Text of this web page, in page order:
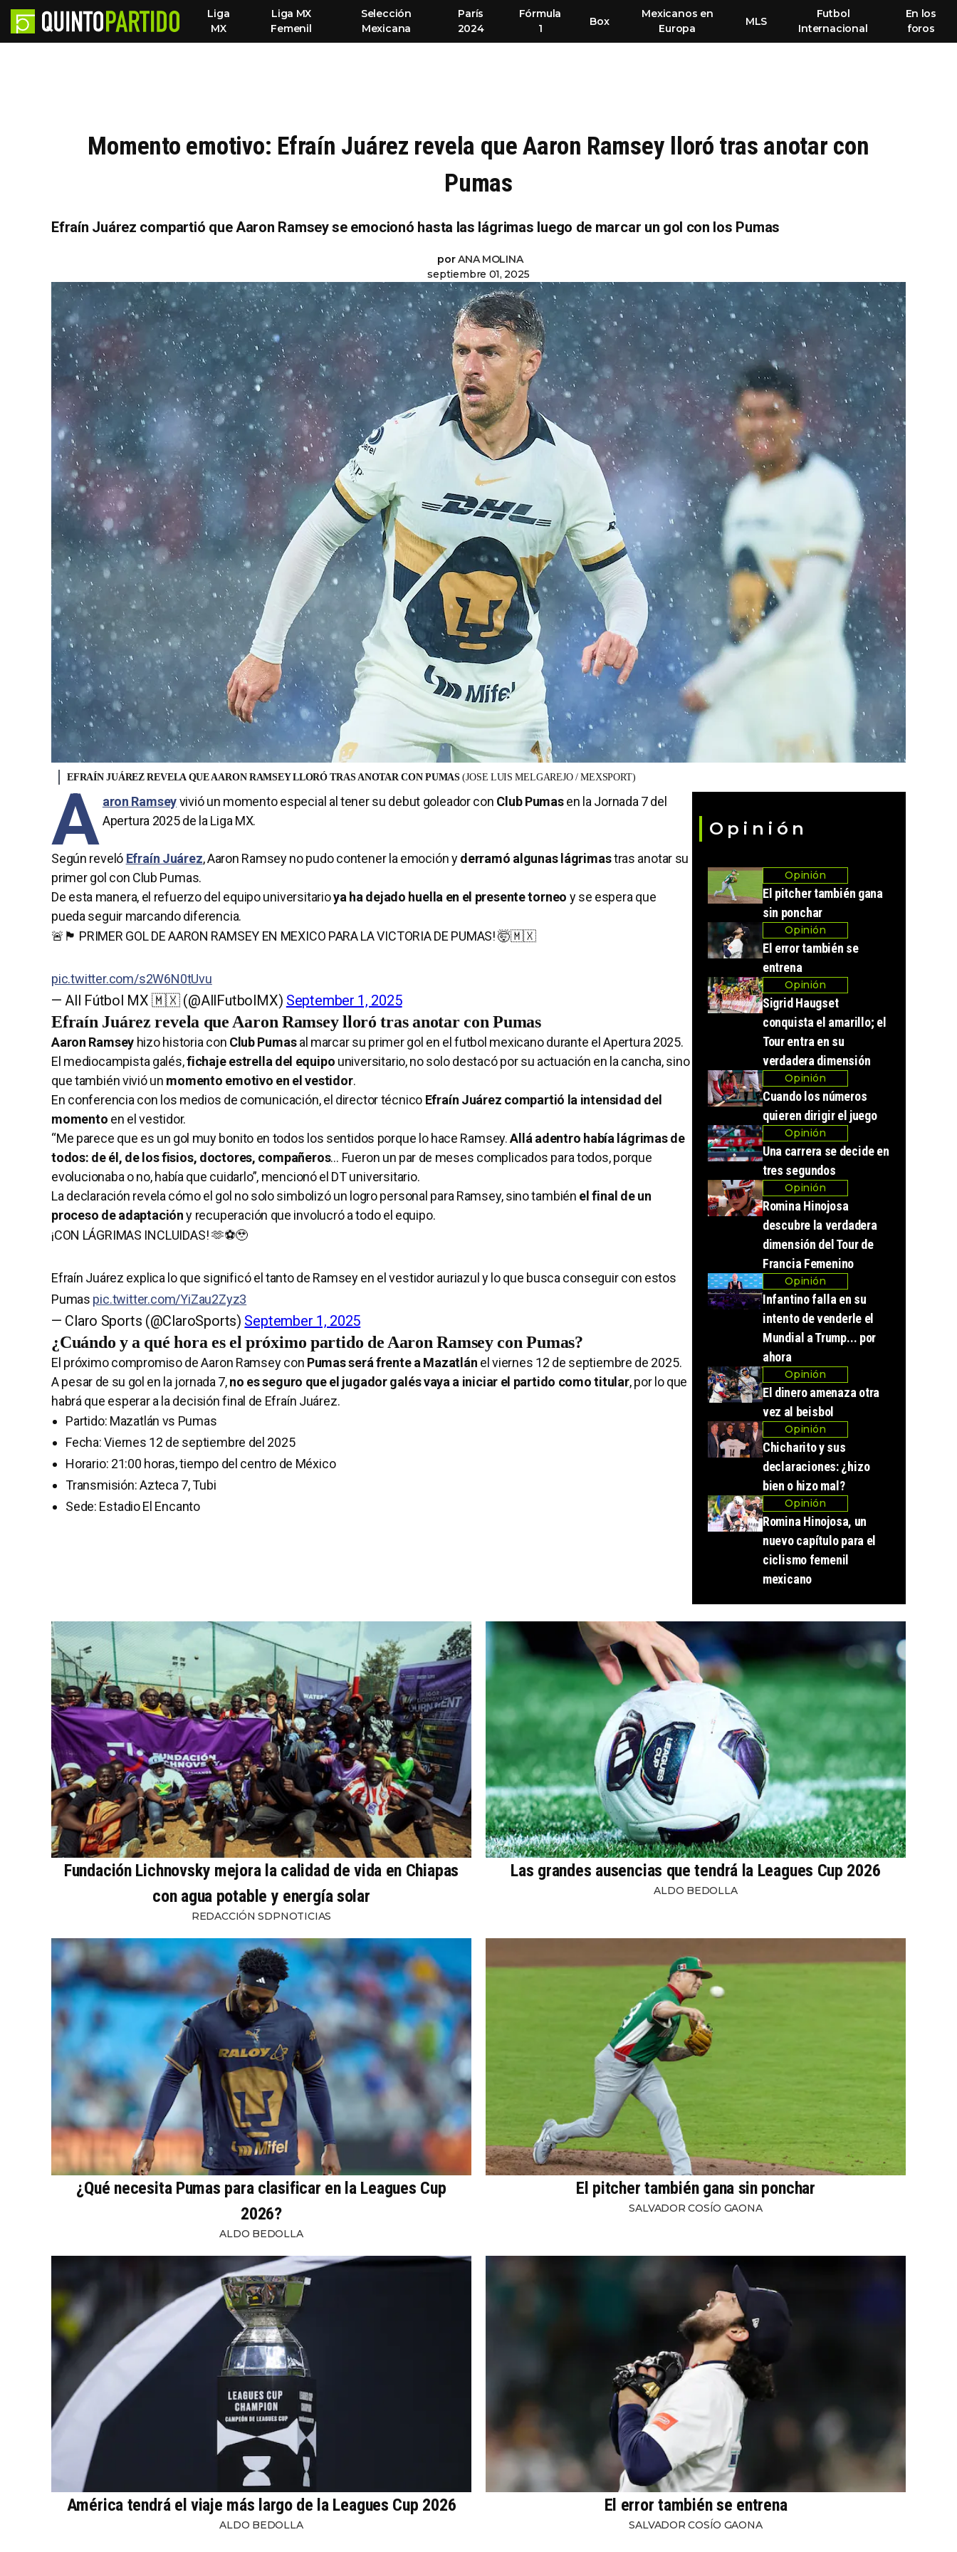
Liga
MX
Liga MX
Femenil
Selección
Mexicana
París
2024
Fórmula
1
Box
Mexicanos en
Europa
MLS
Futbol
Internacional
En los
foros
Momento emotivo: Efraín Juárez revela que Aaron Ramsey lloró tras anotar con
Pumas
Efraín Juárez compartió que Aaron Ramsey se emocionó hasta las lágrimas luego de marcar un gol con los Pumas
porANA MOLINA
septiembre 01, 2025
EFRAÍN JUÁREZ REVELA QUE AARON RAMSEY LLORÓ TRAS ANOTAR CON PUMAS(JOSE LUIS MELGAREJO / MEXSPORT)
A aron Ramseyvivió un momento especial al tener su debut goleador con Club Pumasen la Jornada 7 del
Apertura 2025 de la Liga MX.
Según reveló Efraín Juárez, Aaron Ramsey no pudo contener la emoción yderramó algunas lágrimastras anotar su
primer gol con Club Pumas.
De esta manera, el refuerzo del equipo universitarioya ha dejado huella en el presente torneo y se espera que
pueda seguir marcando diferencia.
🚨🏴󠁧󠁢󠁷󠁬󠁳󠁿 PRIMER GOL DE AARON RAMSEY EN MEXICO PARA LA VICTORIA DE PUMAS! 🤯🇲🇽
pic.twitter.com/s2W6N0tUvu
— All Fútbol MX 🇲🇽 (@AllFutbolMX) September 1, 2025
Efraín Juárez revela que Aaron Ramsey lloró tras anotar con Pumas
Aaron Ramsey hizo historia con Club Pumasal marcar su primer gol en el futbol mexicano durante el Apertura 2025.
El mediocampista galés,fichaje estrella del equipo universitario, no solo destacó por su actuación en la cancha, sino
que también vivió un momento emotivo en el vestidor.
En conferencia con los medios de comunicación, el director técnico Efraín Juárez compartió la intensidad del
momento en el vestidor.
“Me parece que es un gol muy bonito en todos los sentidos porque lo hace Ramsey.Allá adentro había lágrimas de
todos: de él, de los fisios, doctores, compañeros… Fueron un par de meses complicados para todos, porque
evolucionaba o no, había que cuidarlo”, mencionó el DT universitario.
La declaración revela cómo el gol no solo simbolizó un logro personal para Ramsey, sino también el final de un
proceso de adaptacióny recuperación que involucró a todo el equipo.
¡CON LÁGRIMAS INCLUIDAS! 🫶⚽🥹
Efraín Juárez explica lo que significó el tanto de Ramsey en el vestidor auriazul y lo que busca conseguir con estos
Pumas pic.twitter.com/YiZau2Zyz3
— Claro Sports (@ClaroSports) September 1, 2025
¿Cuándo y a qué hora es el próximo partido de Aaron Ramsey con Pumas?
El próximo compromiso de Aaron Ramsey con Pumas será frente a Mazatlán el viernes 12 de septiembre de 2025.
A pesar de su gol en la jornada 7,no es seguro que el jugador galés vaya a iniciar el partido como titular, por lo que
habrá que esperar a la decisión final de Efraín Juárez.
Partido: Mazatlán vs Pumas
Fecha: Viernes 12 de septiembre del 2025
Horario: 21:00 horas, tiempo del centro de México
Transmisión: Azteca 7, Tubi
Sede: Estadio El Encanto
Opinión
Opinión
El pitcher también gana
sin ponchar
Opinión
El error también se
entrena
Opinión
Sigrid Haugset
conquista el amarillo; el
Tour entra en su
verdadera dimensión
Opinión
Cuando los números
quieren dirigir el juego
Opinión
Una carrera se decide en
tres segundos
Opinión
Romina Hinojosa
descubre la verdadera
dimensión del Tour de
Francia Femenino
Opinión
Infantino falla en su
intento de venderle el
Mundial a Trump... por
ahora
Opinión
El dinero amenaza otra
vez al beisbol
Opinión
Chicharito y sus
declaraciones: ¿hizo
bien o hizo mal?
Opinión
Romina Hinojosa, un
nuevo capítulo para el
ciclismo femenil
mexicano
Fundación Lichnovsky mejora la calidad de vida en Chiapas
con agua potable y energía solar
REDACCIÓN SDPNOTICIAS
Las grandes ausencias que tendrá la Leagues Cup 2026
ALDO BEDOLLA
¿Qué necesita Pumas para clasificar en la Leagues Cup
2026?
ALDO BEDOLLA
El pitcher también gana sin ponchar
SALVADOR COSÍO GAONA
América tendrá el viaje más largo de la Leagues Cup 2026
ALDO BEDOLLA
El error también se entrena
SALVADOR COSÍO GAONA